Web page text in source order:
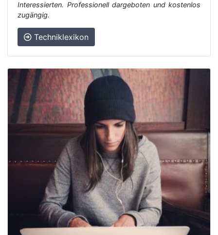
Interessierten. Professionell dargeboten und kostenlos
zugängig.
Techniklexikon